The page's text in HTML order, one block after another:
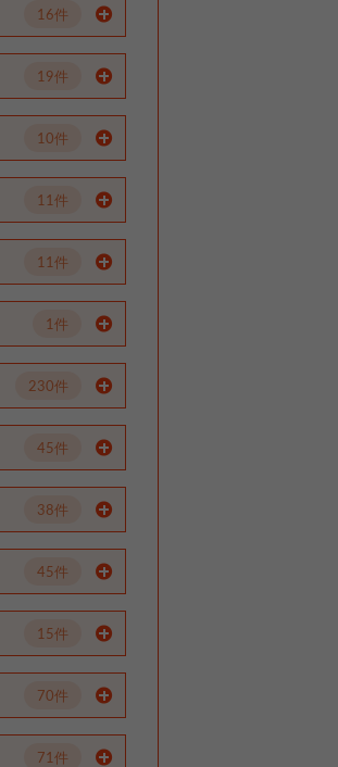
16件
19件
10件
11件
11件
1件
230件
45件
38件
45件
15件
70件
71件